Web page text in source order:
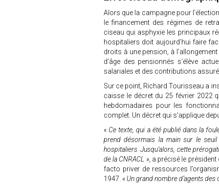
Alors que la campagne pour
le financement des régimes de
ciseau qui asphyxie les principaux
hospitaliers doit aujourd’hui faire
droits à une pension, à
d’âge des pensionnés s’élève
salariales et des contributions
Sur ce point, Richard Tourisseau a
caisse le décret du 25 février 2022
hebdomadaires pour les
complet. Un décret qui s’applique
« Ce texte, qui a été publié dans la
prend désormais la main sur le
hospitaliers. Jusqu’alors, cette
de la CNRACL », a précisé le
facto priver de ressources
1947. « Un grand nombre d’agents